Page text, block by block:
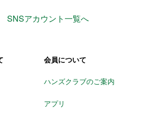
SNSアカウント一覧へ
会員について
ハンズクラブのご案内
アプリ